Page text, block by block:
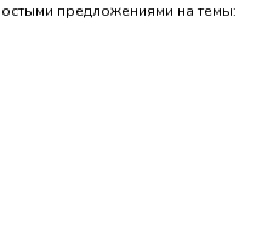
предложениями на темы: